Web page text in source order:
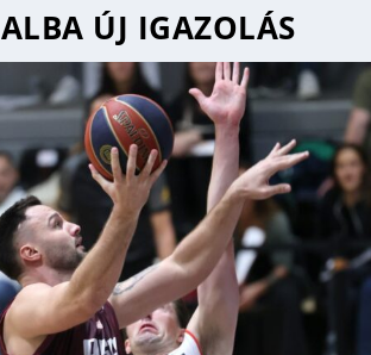
ALBA ÚJ IGAZOLÁS